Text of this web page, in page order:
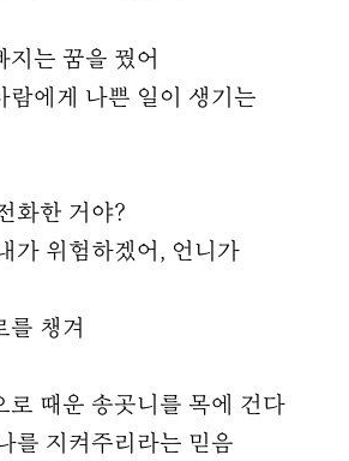
는 꿈을 꿨어
에게 나쁜 일이 생기는
한 거야?
위험하겠어, 언니가
챙겨
때운 송곳니를 목에 건다
지켜주리라는 믿음